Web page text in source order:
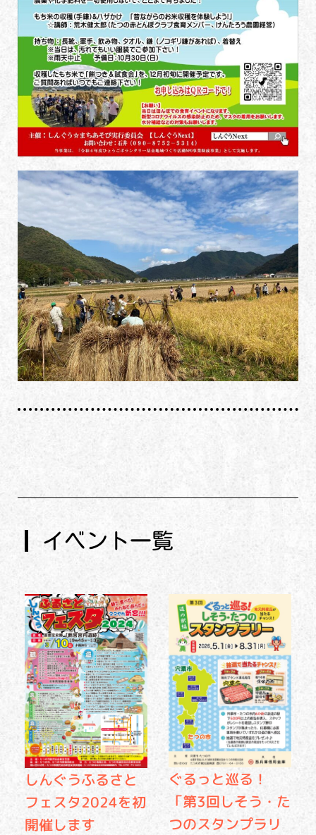
イベント一覧
しんぐうふるさと
フェスタ2024を初
開催します
ぐるっと巡る！
「第3回しそう・た
つのスタンプラリ